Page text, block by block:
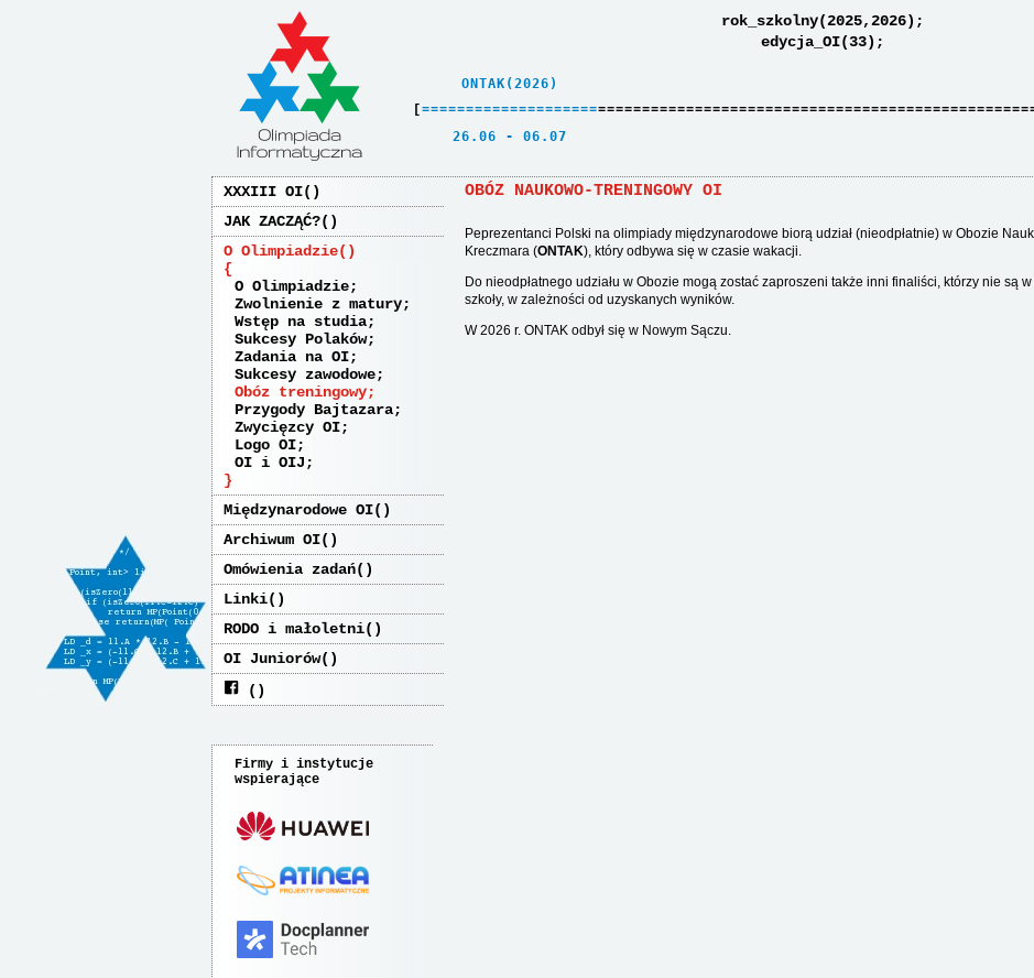
rok_szkolny(2025,2026);
edycja_OI(33);
    ONTAK(2026)
[ ====================
   26.06 - 06.07
XXXIII OI
JAK ZACZĄĆ?
O Olimpiadzie
O Olimpiadzie
Zwolnienie z matury
Wstęp na studia
Sukcesy Polaków
Zadania na OI
Sukcesy zawodowe
Obóz treningowy
Przygody Bajtazara
Zwycięzcy OI
Logo OI
OI i OIJ
Międzynarodowe OI
Archiwum OI
Omówienia zadań
Linki
RODO i małoletni
OI Juniorów
Firmy i instytucje
wspierające
OBÓZ NAUKOWO-TRENINGOWY OI
Peprezentanci Polski na olimpiady międzynarodowe biorą udział (nieodpłatnie) w Obozie
Kreczmara (ONTAK), który odbywa się w czasie wakacji.
Do nieodpłatnego udziału w Obozie mogą zostać zaproszeni także inni finaliści, którzy nie są
szkoły, w zależności od uzyskanych wyników.
W 2026 r. ONTAK odbył się w Nowym Sączu.